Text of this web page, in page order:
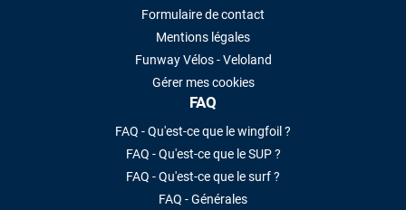
Formulaire de contact
Mentions légales
Funway Vélos - Veloland
Gérer mes cookies
FAQ
FAQ - Qu'est-ce que le wingfoil ?
FAQ - Qu'est-ce que le SUP ?
FAQ - Qu'est-ce que le surf ?
FAQ - Générales